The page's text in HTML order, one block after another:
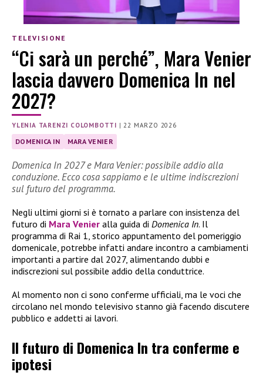
TELEVISIONE
“Ci sarà un perché”, Mara Venier
lascia davvero Domenica In nel
2027?
YLENIA TARENZI COLOMBOTTI |22 MARZO 2026
DOMENICA IN MARA VENIER
Domenica In 2027 e Mara Venier: possibile addio alla
conduzione. Ecco cosa sappiamo e le ultime indiscrezioni
sul futuro del programma.
Negli ultimi giorni si è tornato a parlare con insistenza del
futuro di Mara Venier alla guida di Domenica In. Il
programma di Rai 1, storico appuntamento del pomeriggio
domenicale, potrebbe infatti andare incontro a cambiamenti
importanti a partire dal 2027, alimentando dubbi e
indiscrezioni sul possibile addio della conduttrice.
Al momento non ci sono conferme ufficiali, ma le voci che
circolano nel mondo televisivo stanno già facendo discutere
pubblico e addetti ai lavori.
Il futuro di Domenica In tra conferme e
ipotesi